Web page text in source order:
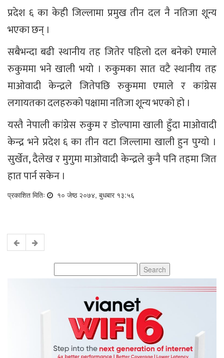
प्रदेश ६ का केही जिल्लामा प्रमुख तीन दल नै नतिजा शून्य
भएका छन् ।
सबैभन्दा बढी स्थानीय तह जितेर पहिलो दल बनेको एमाले
रुकुममा भने खाली भयो । रुकुमका सात वटै स्थानीय तह
माओवादी केन्द्रले जितेपछि रुकुममा एमाले र कांग्रेस
लगायतका दलहरुको पक्षामा नतिजा शून्य भएको हो ।
यस्तै नेपाली कांग्रेस रुकुम र डोल्पामा खाली हुँदा माओवादी
केन्द्र भने प्रदेश ६ का तीन वटा जिल्लामा खाली हुन पुग्यो ।
सुर्खेत, दैलेख र मुगुमा माओवादी केन्द्रले कुनै पनि तहमा जित
हात पार्न सकेन ।
प्रकाशित मितिः १० जेष्ठ २०७४, बुधबार १३:५६
for: